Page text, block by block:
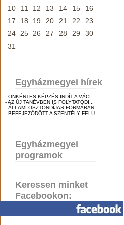
10
11 12 13 14 15
16
17
18 19 20 21 22
23
24
25 26 27 28 29
30
31
Egyházmegyei hírek
- ÖNKÉNTES KÉPZÉS INDÍT A VÁCI...
- AZ ÚJ TANÉVBEN IS FOLYTATÓDI...
- ÁLLAMI ÖSZTÖNDÍJAS FORMÁBAN ...
- BEFEJEZŐDÖTT A SZENTÉLY FELÚ...
Egyházmegyei
programok
Keressen minket
Facebookon: